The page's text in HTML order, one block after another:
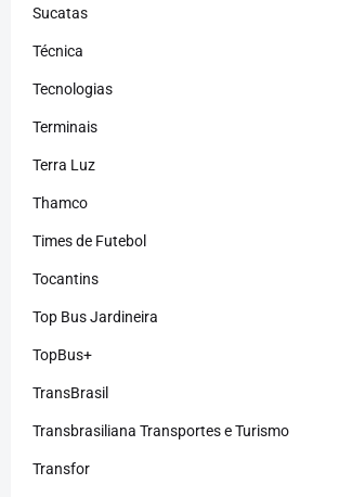
Sucatas
Técnica
Tecnologias
Terminais
Terra Luz
Thamco
Times de Futebol
Tocantins
Top Bus Jardineira
TopBus+
TransBrasil
Transbrasiliana Transportes e Turismo
Transfor